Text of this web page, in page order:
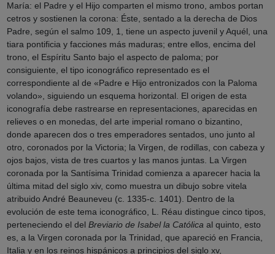
María: el Padre y el Hijo comparten el mismo trono, ambos portan
cetros y sostienen la corona: Éste, sentado a la derecha de Dios
Padre, según el salmo 109, 1, tiene un aspecto juvenil y Aquél, una
tiara pontificia y facciones más maduras; entre ellos, encima del
trono, el Espíritu Santo bajo el aspecto de paloma; por
consiguiente, el tipo iconográfico representado es el
correspondiente al de «Padre e Hijo entronizados con la Paloma
volando», siguiendo un esquema horizontal. El origen de esta
iconografía debe rastrearse en representaciones, aparecidas en
relieves o en monedas, del arte imperial romano o bizantino,
donde aparecen dos o tres emperadores sentados, uno junto al
otro, coronados por la Victoria; la Virgen, de rodillas, con cabeza y
ojos bajos, vista de tres cuartos y las manos juntas. La Virgen
coronada por la Santísima Trinidad comienza a aparecer hacia la
última mitad del siglo xiv, como muestra un dibujo sobre vitela
atribuido André Beauneveu (c. 1335-c. 1401). Dentro de la
evolución de este tema iconográfico, L. Réau distingue cinco tipos,
perteneciendo el del Breviario de Isabel la Católica al quinto, esto
es, a la Virgen coronada por la Trinidad, que apareció en Francia,
Italia y en los reinos hispánicos a principios del siglo xv,